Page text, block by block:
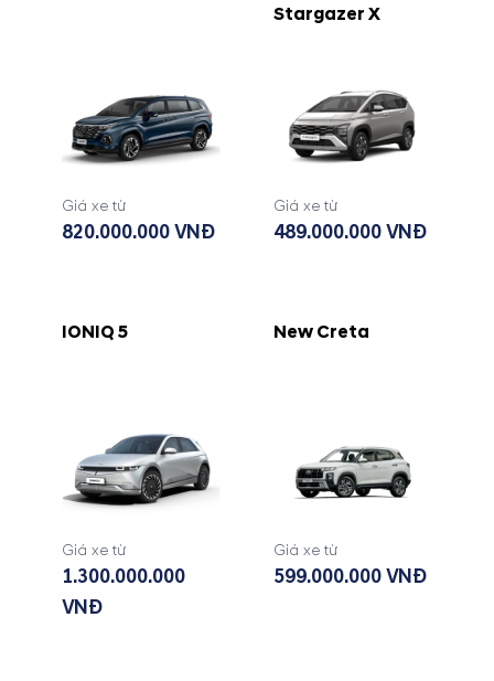
Giá xe từ
820.000.000 VNĐ
Stargazer X
Giá xe từ
489.000.000 VNĐ
IONIQ 5
Giá xe từ
1.300.000.000
VNĐ
New Creta
Giá xe từ
599.000.000 VNĐ